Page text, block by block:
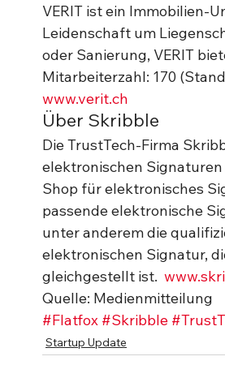
VERIT ist ein Immobilien-
Leidenschaft um
oder Sanierung, VERIT
Mitarbeiterzahl: 170
www.verit.ch
Über Skribble
Die TrustTech-Firma
elektronischen Signaturen
Shop für elektronisches
passende elektronische
unter anderem die
elektronischen Signatur,
gleichgestellt ist.
Quelle: Medienmitteilung
#Flatfox #Skribble
Startup Update